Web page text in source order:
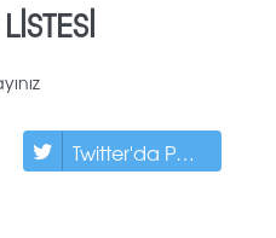
Twitter'da Paylaş